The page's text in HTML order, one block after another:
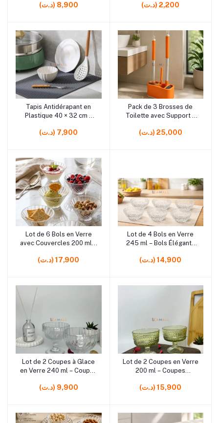
(د.ت) 8,900 (د.ت) 2,200
Ajouter au panier
Tapis Antidérapant en
Plastique 40 × 32 cm –
de Bain, Cuisine et Maison
(د.ت) 7,900
Ajouter au panier
Pack de 3 Brosses de
Toilette avec Support –
pour Nettoyage de la
(د.ت) 25,000
Ajouter au panier
Lot de 6 Bols en Verre
avec Couvercles 200 ml –
pour Desserts, Fruits,
(د.ت) 17,900
Ajouter au panier
Lot de 4 Bols en Verre
245 ml – Bols Élégants
Sauces et Apéritifs
(د.ت) 14,900
Ajouter au panier
Lot de 2 Coupes à Glace
en Verre 240 ml – Coupes
Glaces, Fruits et Crèmes
(د.ت) 9,900
Ajouter au panier
Lot de 2 Coupes en Verre
200 ml – Coupes
Fruits, Glaces et Apéritifs
(د.ت) 15,900